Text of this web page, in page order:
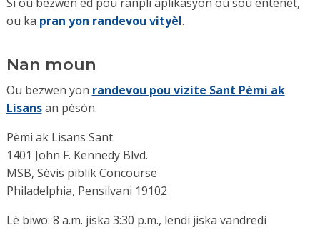
ou ka pran yon randevou vityèl.
Nan moun
Ou bezwen yon randevou pou vizite Sant Pèmi ak
Lisansan pèsòn.
Pèmi ak Lisans Sant
1401 John F. Kennedy Blvd.
MSB, Sèvis piblik Concourse
Philadelphia, Pensilvani 19102
Lè biwo: 8 a.m. jiska 3:30 p.m., lendi jiska vandredi